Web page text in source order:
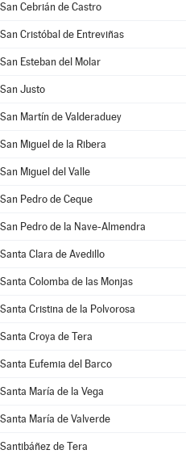
San Cebrián de Castro
San Cristóbal de Entreviñas
San Esteban del Molar
San Justo
San Martín de Valderaduey
San Miguel de la Ribera
San Miguel del Valle
San Pedro de Ceque
San Pedro de la Nave-Almendra
Santa Clara de Avedillo
Santa Colomba de las Monjas
Santa Cristina de la Polvorosa
Santa Croya de Tera
Santa Eufemia del Barco
Santa María de la Vega
Santa María de Valverde
Santibáñez de Tera